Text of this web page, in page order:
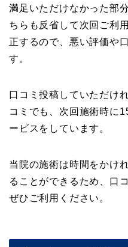
満足いただけなかった部
ちらも反省して次回ご利
正するので、悪い評価や
す。
口コミ投稿していただけ
コミでも、次回施術時に
ービスをしています。
当院の施術は時間をかけ
ることができるため、口
ぜひご利用ください。